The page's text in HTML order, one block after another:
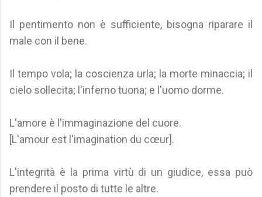
Il pentimento non è sufficiente, bisogna riparare il
male con il bene.
Il tempo vola; la coscienza urla; la morte minaccia; il
cielo sollecita; l'inferno tuona; e l'uomo dorme.
L'amore è l'immaginazione del cuore.
[L'amour est l'imagination du cœur].
L'integrità è la prima virtù di un giudice, essa può
prendere il posto di tutte le altre.